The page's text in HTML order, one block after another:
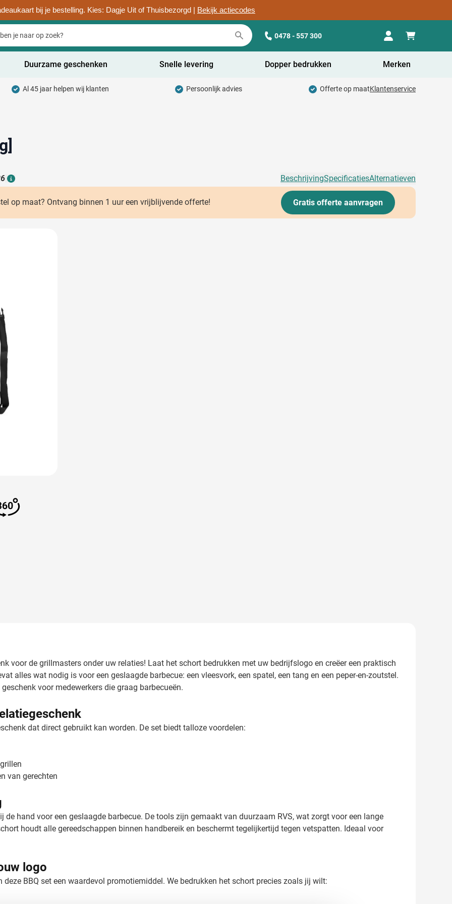
bij je bestelling. Kies: Dagje Uit of Thuisbezorgd | Bekijk actiecodes
0478 - 557 300
categorie
categorie
& Weggevers categorie
categorie
categorie
categorie
& Keuken categorie
& Veiligheid categorie
& Vrije tijd categorie
& Kids categorie
categorie
& thema's categorie
Duurzame geschenken Snelle levering Dopper bedrukken Merken
Al 45 jaar helpen wij klanten Persoonlijk advies Offerte op maatKlantenservice
Details
BeschrijvingSpecificatiesAlternatieven
op maat? Ontvang binnen 1 uur een vrijblijvende offerte! Gratis offerte aanvragen
voor de grillmasters onder uw relaties! Laat het schort bedrukken met uw bedrijfslogo en creëer een praktisch
alles wat nodig is voor een geslaagde barbecue: een vleesvork, een spatel, een tang en een peper-en-zoutstel.
voor medewerkers die graag barbecueën.
dat direct gebruikt kan worden. De set biedt talloze voordelen:
van gerechten
hand voor een geslaagde barbecue. De tools zijn gemaakt van duurzaam RVS, wat zorgt voor een lange
houdt alle gereedschappen binnen handbereik en beschermt tegelijkertijd tegen vetspatten. Ideaal voor
logo
BBQ set een waardevol promotiemiddel. We bedrukken het schort precies zoals jij wilt: